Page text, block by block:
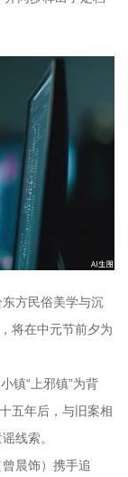
方民俗美学与沉
将在中元节前夕为
镇“上邪镇”为背
五年后，与旧案相
线索。
晨饰）携手追